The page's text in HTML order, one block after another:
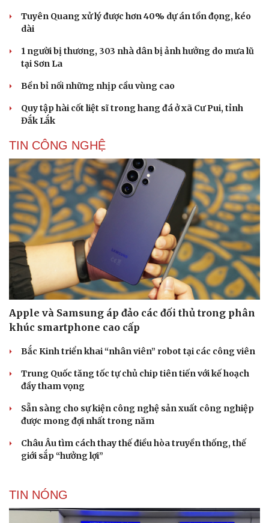
Cải chính
Tuyên Quang xử lý được hơn 40% dự án tồn đọng, kéo
dài
1 người bị thương, 303 nhà dân bị ảnh hưởng do mưa lũ
tại Sơn La
Bền bỉ nối những nhịp cầu vùng cao
Quy tập hài cốt liệt sĩ trong hang đá ở xã Cư Pui, tỉnh
Đắk Lắk
TIN CÔNG NGHỆ
Apple và Samsung áp đảo các đối thủ trong phân
khúc smartphone cao cấp
Bắc Kinh triển khai “nhân viên” robot tại các công viên
Trung Quốc tăng tốc tự chủ chip tiên tiến với kế hoạch
đầy tham vọng
Sẵn sàng cho sự kiện công nghệ sản xuất công nghiệp
được mong đợi nhất trong năm
Châu Âu tìm cách thay thế điều hòa truyền thống, thế
giới sắp “hưởng lợi”
TIN NÓNG